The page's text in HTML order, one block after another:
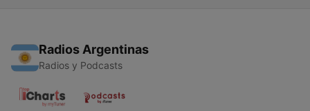
Radios Argentinas
Radios y Podcasts